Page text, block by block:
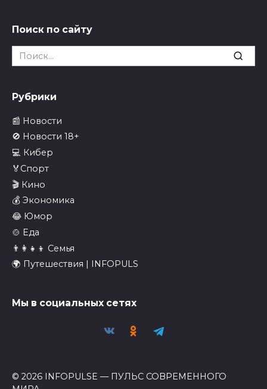
Поиск по сайту
Search
for:
Рубрики
📰 Новости
🚫 Новости 18+
💻 Кибер
🏅Спорт
🎬 Кино
💰 Экономика
😂 Юмор
🍲 Еда
👨‍👩‍👧‍👦 Семья
🌍 Путешествия | INFOPULS
Мы в социальных сетях
© 2026 INFOPULSE — ПУЛЬС СОВРЕМЕННОГО